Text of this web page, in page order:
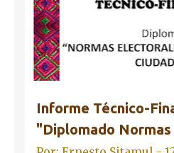
Informe Técnico-
"Diplomado